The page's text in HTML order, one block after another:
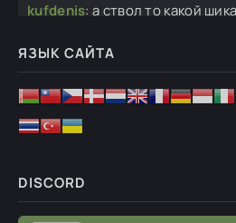
kufdenis:а ствол то какой
Ghosteron:Привет. Скриншот
хаосит класса в:
установил мод вылетает при
Ghosteron:Так конечно мод
ЯЗЫК САЙТА
DISCORD